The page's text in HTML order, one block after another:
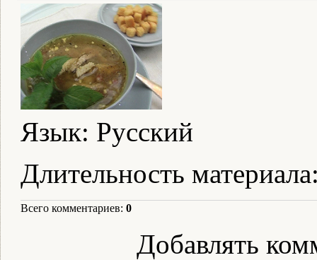
Язык: Русский
Длительность материала
Всего комментариев: 0
Добавлять